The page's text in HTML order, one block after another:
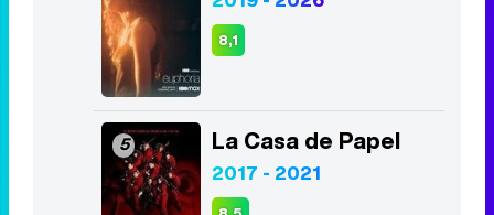
3 Juego de Tronos
8,2
Euphoria